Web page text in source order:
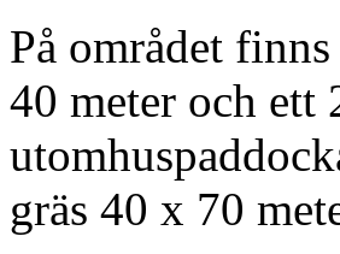
På området
40 meter och ett
gräs 40 x 70